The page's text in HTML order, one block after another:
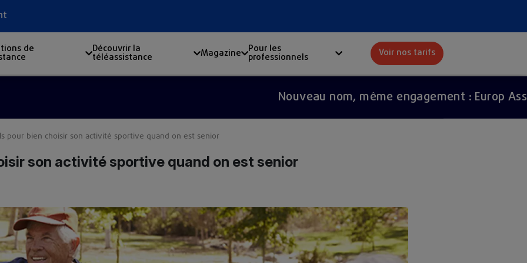
de Découvrir la
téléassistance Magazine Pour les
professionnels Voir nos tarifs
Nouveau nom, même engagement : Europ
pour bien choisir son activité sportive quand on est senior
son activité sportive quand on est senior